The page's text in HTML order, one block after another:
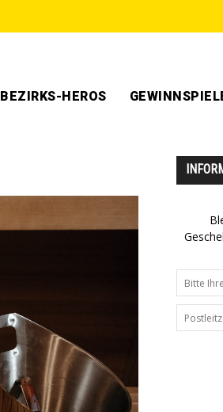
BEZIRKS-HEROS